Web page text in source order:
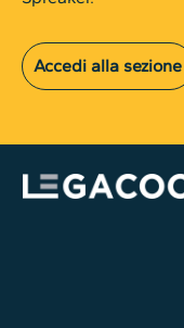
Accedi alla sezione